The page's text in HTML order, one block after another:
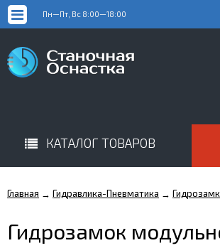
Пн—Пт, Вс 8:00—18:00
КАТАЛОГ ТОВАРОВ
Главная → Гидравлика-Пневматика →
Гидрозамок